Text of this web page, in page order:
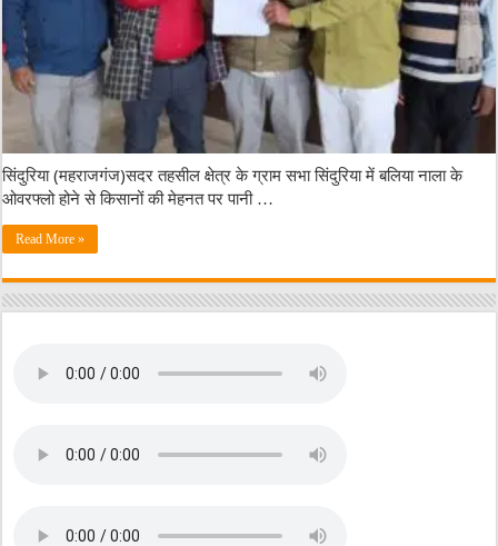
सिंदुरिया (महराजगंज)सदर तहसील क्षेत्र के ग्राम सभा सिंदुरिया में बलिया नाला के
ओवरफ्लो होने से किसानों की मेहनत पर पानी …
Read More »